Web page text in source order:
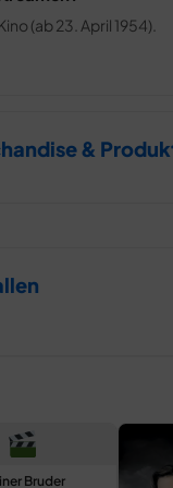
(ab 23. April 1954).
&
Bruder